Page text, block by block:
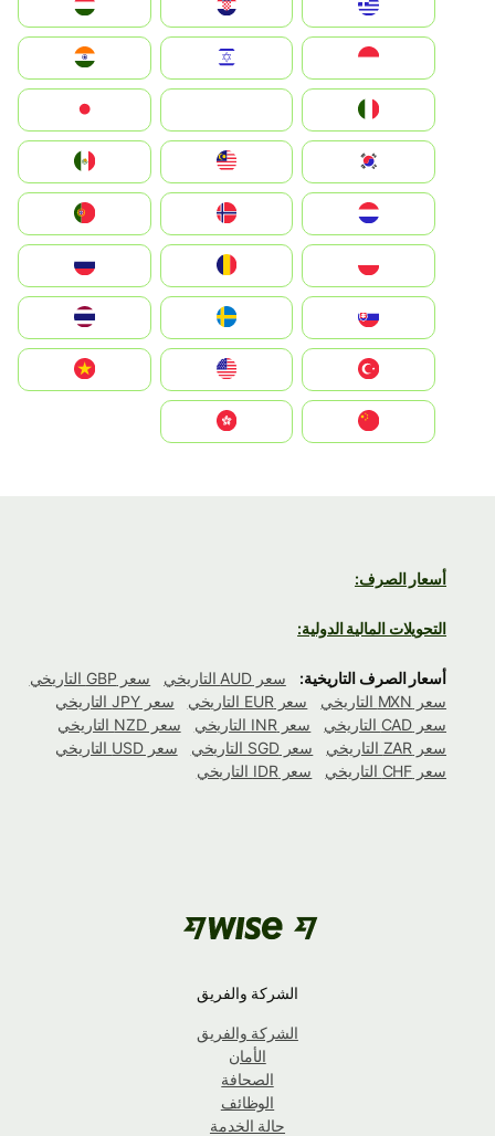
Hrvatska
Magyarország
Indonesia
South Korea
Nederland
Portugal
România
Slovensko
United States
Vietnam
أسعار الصرف:
التحويلات المالية الدولية:
أسعار الصرف التاريخية: سعر AUD التاريخي
سعر GBP التاريخي
سعر MXN التاريخي
سعر EUR التاريخي
سعر JPY التاريخي
سعر CAD التاريخي
سعر INR التاريخي
سعر NZD التاريخي
سعر ZAR التاريخي
سعر SGD التاريخي
سعر USD التاريخي
سعر CHF التاريخي
سعر IDR التاريخي
الشركة والفريق
الشركة والفريق
الأمان
الصحافة
الوظائف
حالة الخدمة